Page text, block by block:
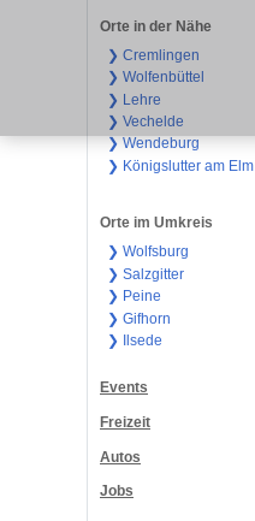
Orte in der Nähe
❯ Cremlingen
❯ Wolfenbüttel
❯ Lehre
❯ Vechelde
❯ Wendeburg
❯ Königslutter am Elm
Orte im Umkreis
❯ Wolfsburg
❯ Salzgitter
❯ Peine
❯ Gifhorn
❯ Ilsede
Events
Freizeit
Autos
Jobs